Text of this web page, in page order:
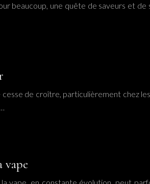
beaucoup, une quête de saveurs et
de croître, particulièrement chez
vape